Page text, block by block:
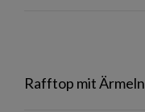
Rafftop mit Ärmeln